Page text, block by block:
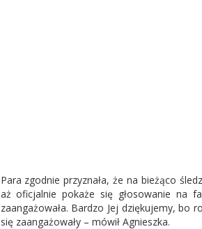
Para zgodnie przyznała, że na bieżąco
aż oficjalnie pokaże się głosowanie na
zaangażowała. Bardzo Jej dziękujemy, bo
się zaangażowały – mówił Agnieszka.